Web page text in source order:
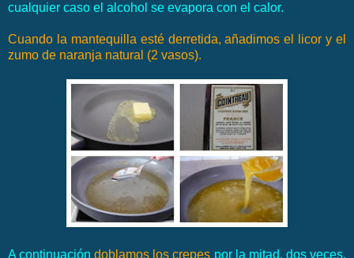
cualquier caso el alcohol se evapora con el calor.
Cuando la mantequilla esté derretida, añadimos el licor y el
zumo de naranja natural (2 vasos).
A continuacióndoblamos los crepes por la mitad, dos veces,